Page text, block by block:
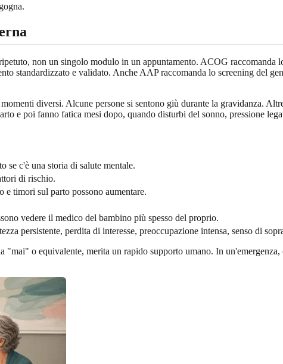
non un singolo modulo in un appuntamento. ACOG raccomanda
standardizzato e validato. Anche AAP raccomanda lo screening del
diversi. Alcune persone si sentono giù durante la gravidanza.
e poi fanno fatica mesi dopo, quando disturbi del sonno, pressione
se c'è una storia di salute mentale.
di rischio.
e timori sul parto possono aumentare.
vedere il medico del bambino più spesso del proprio.
persistente, perdita di interesse, preoccupazione intensa, senso di
"mai" o equivalente, merita un rapido supporto umano. In